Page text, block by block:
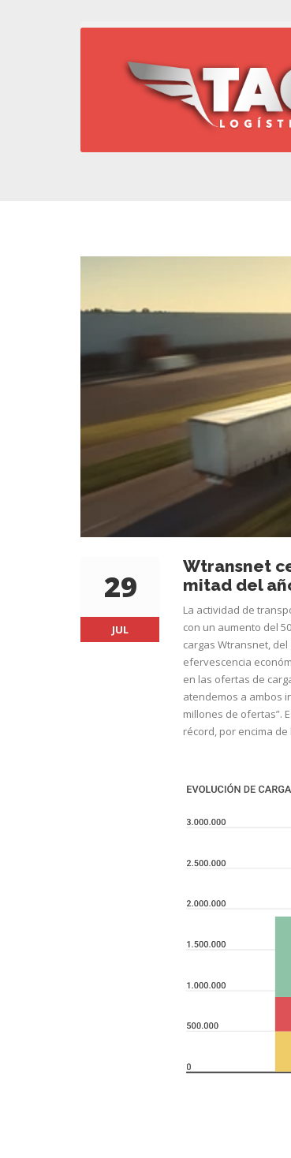
29
JUL
Wtransnet
mitad del
La actividad de
con un aumento del
cargas Wtransnet,
efervescencia
en las ofertas de
atendemos a ambos
millones de ofertas”.
récord, por encima